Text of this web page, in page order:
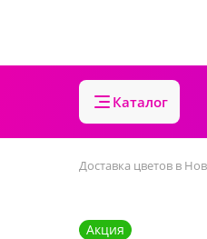
Каталог
Доставка цветов в
Акция